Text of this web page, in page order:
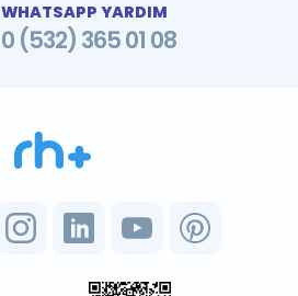
WHATSAPP YARDIM
0 (532) 365 01 08